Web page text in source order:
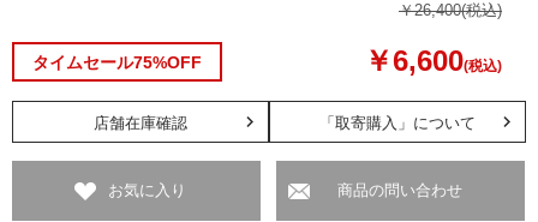
￥26,400(税込)
タイムセール75%OFF ￥6,600(税込)
「取寄購入」について
店舗在庫確認
お気に入り 商品の問い合わせ